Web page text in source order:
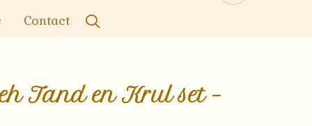
Contact
Tand en Krul set –